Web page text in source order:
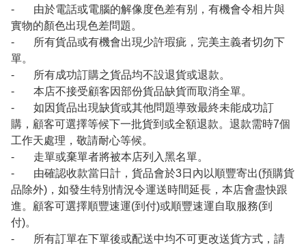
- 由於電話或電腦的解像度色差有别，有機會令相片與
實物的顏色出現色差問題。
- 所有貨品或有機會出現少許瑕疵，完美主義者切勿下
單。
- 所有成功訂購之貨品均不設退貨或退款。
- 本店不接受顧客因部份貨品缺貨而取消全單。
- 如因貨品出現缺貨或其他問題導致最終未能成功訂
購，顧客可選擇等候下一批貨到或全額退款。退款需時7個
工作天處理，敬請耐心等候。
- 走單或棄單者將被本店列入黑名單。
- 由確認收款當日計，貨品會於3日內以順豐寄出(預購貨
品除外)，如發生特別情況令運送時間延長，本店會盡快跟
進。顧客可選擇順豐速運(到付)或順豐速運自取服務(到
付)。
- 所有訂單在下單後或配送中均不可更改送貨方式，請